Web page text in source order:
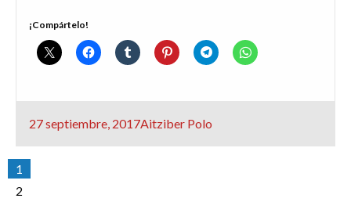
¡Compártelo!
Publicado
27 septiembre, 2017Aitziber Polo
Paginación
de
1
2